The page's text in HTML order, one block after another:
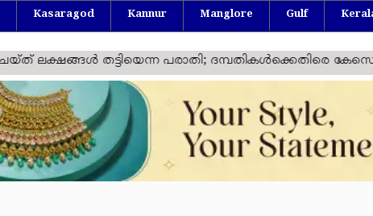
Kasaragod Kannur Manglore Gulf